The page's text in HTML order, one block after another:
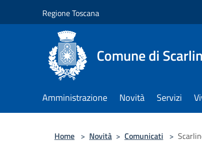
Regione Toscana
Comune di
Amministrazione Novità Servizi
Home > Novità > Comunicati >